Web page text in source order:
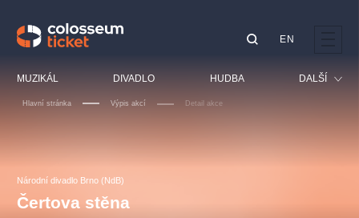
MUZIKÁL DIVADLO HUDBA DALŠÍ
EN
Hlavní stránka Výpis akcí Detail akce
Národní divadlo Brno (NdB)
Čertova stěna
OBYČEJNÁ HOLKA
Agentura 44, s.r.o.